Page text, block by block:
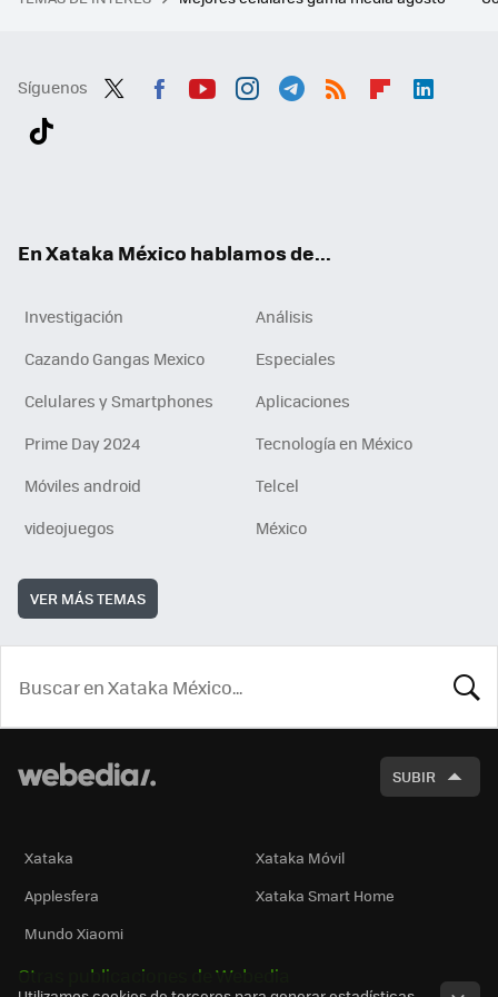
Síguenos
En Xataka México hablamos de...
Investigación
Análisis
Cazando Gangas Mexico
Especiales
Celulares y Smartphones
Aplicaciones
Prime Day 2024
Tecnología en México
Móviles android
Telcel
videojuegos
México
VER MÁS TEMAS
SUBIR
Xataka
Xataka Móvil
Applesfera
Xataka Smart Home
Mundo Xiaomi
Otras publicaciones de Webedia